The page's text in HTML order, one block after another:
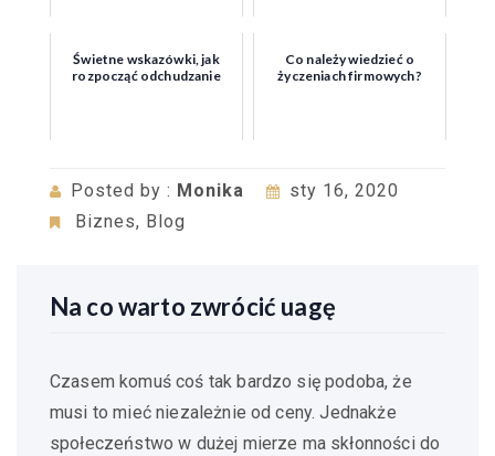
Świetne wskazówki, jak
rozpocząć odchudzanie
Co należy wiedzieć o
życzeniach firmowych?
Posted by : Monika
sty 16, 2020
Biznes, Blog
Na co warto zwrócić uagę
Czasem komuś coś tak bardzo się podoba, że
musi to mieć niezależnie od ceny. Jednakże
społeczeństwo w dużej mierze ma skłonności do